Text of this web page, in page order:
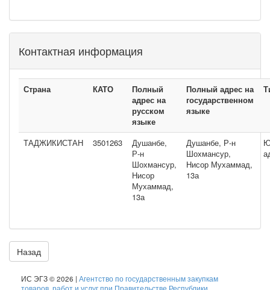
Контактная информация
Страна КАТО
Полный
адрес на
русском
языке
Полный адрес на
государственном
языке
ТАДЖИКИСТАН 3501263
Душанбе,
Р-н
Шохмансур,
Нисор
Мухаммад,
13а
Душанбе, Р-н
Шохмансур,
Нисор Мухаммад,
13а
Назад
ИС ЭГЗ © 2026 | Агентство по государственным закупкам